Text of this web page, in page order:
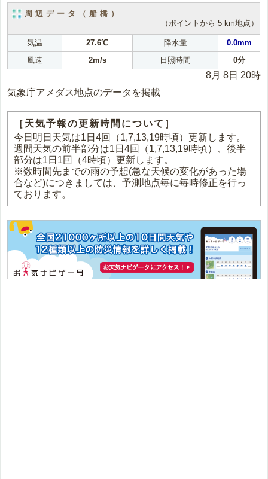
周辺データ（船橋）
（ポイントから 5 km地点）
気温 27.6℃ 降水量
0.0mm
風速
2m/s 日照時間 0分
8月 8日 20時
気象庁アメダス地点のデータを掲載
［天気予報の更新時間について］
今日明日天気は1日4回（1,7,13,19時頃）更新します。
週間天気の前半部分は1日4回（1,7,13,19時頃）、後半
部分は1日1回（4時頃）更新します。
※数時間先までの雨の予想(急な天候の変化があった場
合など)につきましては、予測地点毎に毎時修正を行っ
ております。